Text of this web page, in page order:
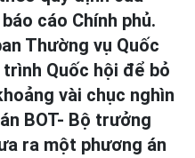
cáo Chính phủ.
Thường vụ Quốc
Quốc hội để bỏ
vài chục nghìn
BOT- Bộ trưởng
ra một phương án